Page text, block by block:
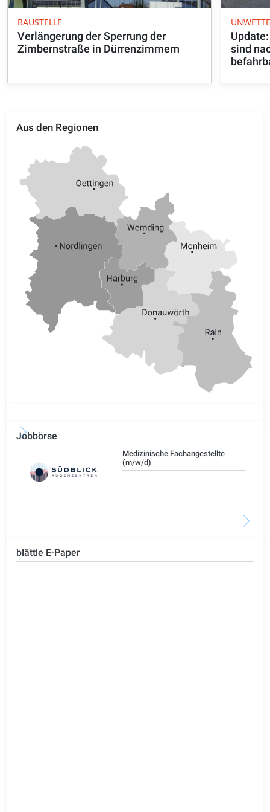
Aus den Regionen
Jobbörse
Medizinische Fachangestellte
(m/w/d)
blättle E-Paper
BAUSTELLE
Verlängerung der Sperrung der
Zimbernstraße in Dürrenzimmern
sind